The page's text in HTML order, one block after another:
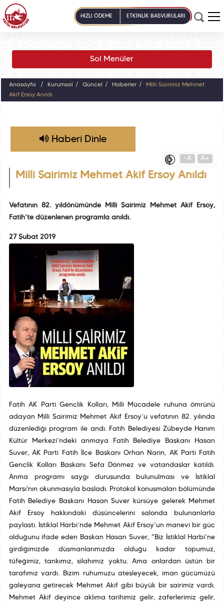
HIZLI ÖDEME ETKİNLİK BAŞVURULARI
Sol Menüler
Anasayfa Kurumsal Güncel Haberler
Milli Şairimiz Mehmet
Akif Ersoy Anıldı
Haberi Dinle
-A A+
Milli Şairimiz Mehmet Akif Ersoy Anıldı
Vefatının 82. yıldönümünde Milli Şairimiz Mehmet Akif Ersoy,
Fatih’te düzenlenen programla anıldı.
27 Şubat 2019
Fatih AK Parti Gençlik Kolları, Milli Mücadele ruhuna ömrünü
adayan Milli Şairimiz Mehmet Akif Ersoy’u vefatının 82. yılında
düzenlediği program ile andı. Fatih Belediyesi Zübeyde Hanım
Kültür Merkezi’ndeki anmaya Fatih Belediye Başkanı Hasan
Suver, AK Parti Fatih İlçe Başkanı Orhan Narin, AK Parti Fatih
Gençlik Kolları Başkanı Sefa Dönmez ve vatandaşlar katıldı.
Anma programı saygı duruşunda bulunulması ve İstiklal
Marşı'nın okunmasıyla başladı. Protokol konuşmaları bölümünde
Fatih Belediye Başkanı Hasan Suver kürsüye gelerek Mehmet
Akif Ersoy hakkındaki düşüncelerini salonda bulunanlarla
paylaştı. İstiklal Harbi’nde Mehmet Akif Ersoy’un manevi bir güç
olduğunu ifade eden Başkan Hasan Suver, "Biz İstiklal Harbi’ne
girdiğimizde düşmanlarımızda olduğu kadar topumuz,
tüfeğimiz, tankımız, silahımız yoktu. Ama onlardan üstün bir
tarafımız vardı. Bizim ruhumuzu ateşleyecek, iman gücümüzü
galeyana getirecek Mehmet Akif gibi büyük bir şairimiz vardı.
Mehmet Akif deyince aklıma tarihimiz gelir, zaferlerimiz gelir,